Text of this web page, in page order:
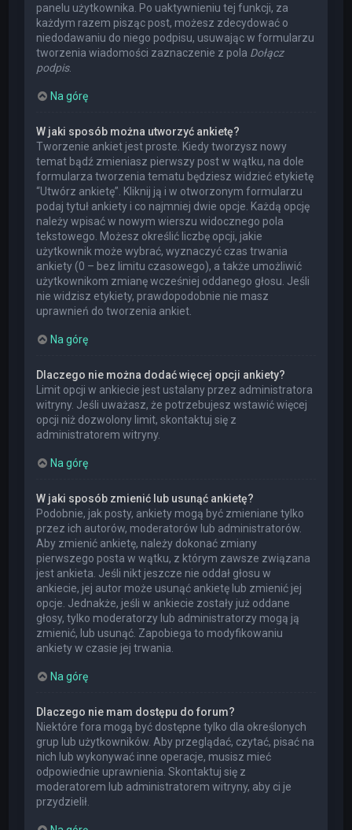
panelu użytkownika. Po uaktywnieniu tej funkcji, za
każdym razem pisząc post, możesz zdecydować o
niedodawaniu do niego podpisu, usuwając w formularzu
tworzenia wiadomości zaznaczenie z pola Dołącz
podpis.
Na górę
W jaki sposób można utworzyć ankietę?
Tworzenie ankiet jest proste. Kiedy tworzysz nowy
temat bądź zmieniasz pierwszy post w wątku, na dole
formularza tworzenia tematu będziesz widzieć etykietę
“Utwórz ankietę”. Kliknij ją i w otworzonym formularzu
podaj tytuł ankiety i co najmniej dwie opcje. Każdą opcję
należy wpisać w nowym wierszu widocznego pola
tekstowego. Możesz określić liczbę opcji, jakie
użytkownik może wybrać, wyznaczyć czas trwania
ankiety (0 – bez limitu czasowego), a także umożliwić
użytkownikom zmianę wcześniej oddanego głosu. Jeśli
nie widzisz etykiety, prawdopodobnie nie masz
uprawnień do tworzenia ankiet.
Na górę
Dlaczego nie można dodać więcej opcji ankiety?
Limit opcji w ankiecie jest ustalany przez administratora
witryny. Jeśli uważasz, że potrzebujesz wstawić więcej
opcji niż dozwolony limit, skontaktuj się z
administratorem witryny.
Na górę
W jaki sposób zmienić lub usunąć ankietę?
Podobnie, jak posty, ankiety mogą być zmieniane tylko
przez ich autorów, moderatorów lub administratorów.
Aby zmienić ankietę, należy dokonać zmiany
pierwszego posta w wątku, z którym zawsze związana
jest ankieta. Jeśli nikt jeszcze nie oddał głosu w
ankiecie, jej autor może usunąć ankietę lub zmienić jej
opcje. Jednakże, jeśli w ankiecie zostały już oddane
głosy, tylko moderatorzy lub administratorzy mogą ją
zmienić, lub usunąć. Zapobiega to modyfikowaniu
ankiety w czasie jej trwania.
Na górę
Dlaczego nie mam dostępu do forum?
Niektóre fora mogą być dostępne tylko dla określonych
grup lub użytkowników. Aby przeglądać, czytać, pisać na
nich lub wykonywać inne operacje, musisz mieć
odpowiednie uprawnienia. Skontaktuj się z
moderatorem lub administratorem witryny, aby ci je
przydzielił.